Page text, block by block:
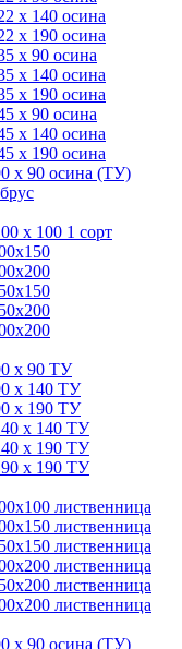
х 140 осина
х 190 осина
х 90 осина
х 140 осина
х 190 осина
х 90 осина
х 140 осина
х 190 осина
х 90 осина (ТУ)
х 100 1 сорт
х 90 ТУ
х 140 ТУ
х 190 ТУ
х 140 ТУ
х 190 ТУ
х 190 ТУ
лиственница
лиственница
лиственница
лиственница
лиственница
лиственница
х 90 осина (ТУ)